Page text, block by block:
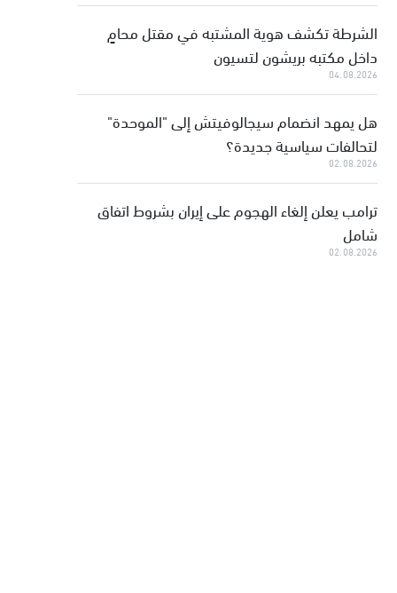
الشرطة تكشف هوية المشتبه في مقتل محامٍ
داخل مكتبه بريشون لتسيون
04.08.2026
هل يمهد انضمام سيجالوفيتش إلى "الموحدة"
لتحالفات سياسية جديدة؟
02.08.2026
ترامب يعلن إلغاء الهجوم على إيران بشروط اتفاق
شامل
02.08.2026